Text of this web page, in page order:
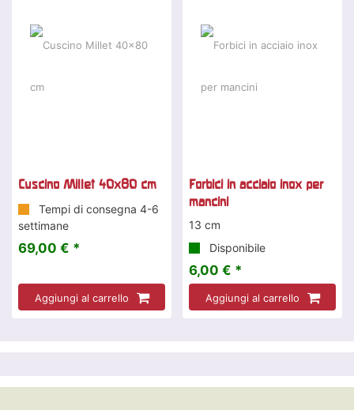
Cuscino Millet 40x80 cm
Tempi di consegna 4-6
settimane
69,00 € *
Aggiungi al carrello
Forbici in acciaio inox per
mancini
13 cm
Disponibile
6,00 € *
Aggiungi al carrello